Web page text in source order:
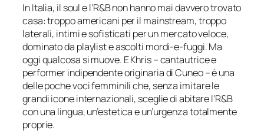
In Italia, il soul e l’R&B non hanno mai davvero trovato
casa: troppo americani per il mainstream, troppo
laterali, intimi e sofisticati per un mercato veloce,
dominato da playlist e ascolti mordi-e-fuggi. Ma
oggi qualcosa si muove. E Khris – cantautrice e
performer indipendente originaria di Cuneo – è una
delle poche voci femminili che, senza imitare le
grandi icone internazionali, sceglie di abitare l’R&B
con una lingua, un’estetica e un’urgenza totalmente
proprie.